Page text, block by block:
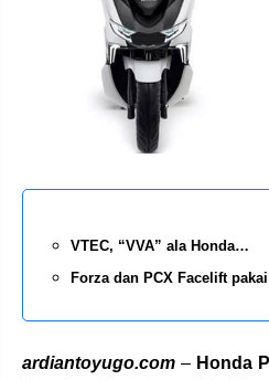
VTEC, “VVA” ala Honda…
Forza dan PCX Facelift
ardiantoyugo.com – Honda